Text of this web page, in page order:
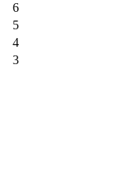
6
5
4
3